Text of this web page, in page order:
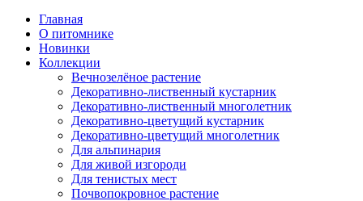
Главная
О питомнике
Новинки
Коллекции
Вечнозелёное растение
Декоративно-лиственный кустарник
Декоративно-лиственный многолетник
Декоративно-цветущий кустарник
Декоративно-цветущий многолетник
Для альпинария
Для живой изгороди
Для тенистых мест
Почвопокровное растение